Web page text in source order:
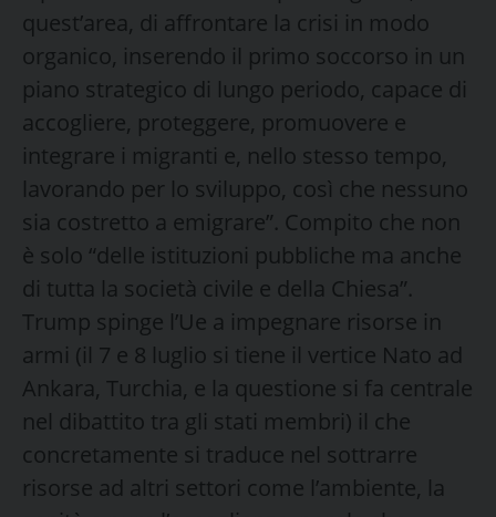
quest’area, di affrontare la crisi in modo
organico, inserendo il primo soccorso in un
piano strategico di lungo periodo, capace di
accogliere, proteggere, promuovere e
integrare i migranti e, nello stesso tempo,
lavorando per lo sviluppo, così che nessuno
sia costretto a emigrare”. Compito che non
è solo “delle istituzioni pubbliche ma anche
di tutta la società civile e della Chiesa”.
Trump spinge l’Ue a impegnare risorse in
armi (il 7 e 8 luglio si tiene il vertice Nato ad
Ankara, Turchia, e la questione si fa centrale
nel dibattito tra gli stati membri) il che
concretamente si traduce nel sottrarre
risorse ad altri settori come l’ambiente, la